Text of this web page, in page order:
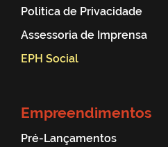
Politica de Privacidade
Assessoria de Imprensa
EPH Social
Empreendimentos
Pré-Lançamentos